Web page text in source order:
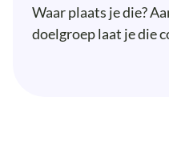
Waar plaats je die?
doelgroep laat je die